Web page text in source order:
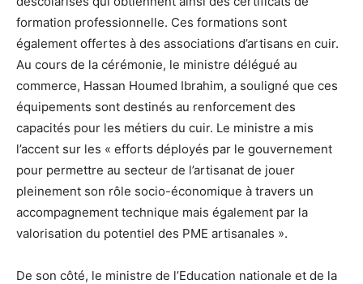
formation professionnelle. Ces formations sont
également offertes à des associations d’artisans en cuir.
Au cours de la cérémonie, le ministre délégué au
commerce, Hassan Houmed Ibrahim, a souligné que ces
équipements sont destinés au renforcement des
capacités pour les métiers du cuir. Le ministre a mis
l’accent sur les « efforts déployés par le gouvernement
pour permettre au secteur de l’artisanat de jouer
pleinement son rôle socio-économique à travers un
accompagnement technique mais également par la
valorisation du potentiel des PME artisanales ».
De son côté, le ministre de l’Education nationale et de la